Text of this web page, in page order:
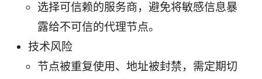
选择可信赖的服务商，避免将敏感信息暴
露给不可信的代理节点。
技术风险
节点被重复使用、地址被封禁，需定期切